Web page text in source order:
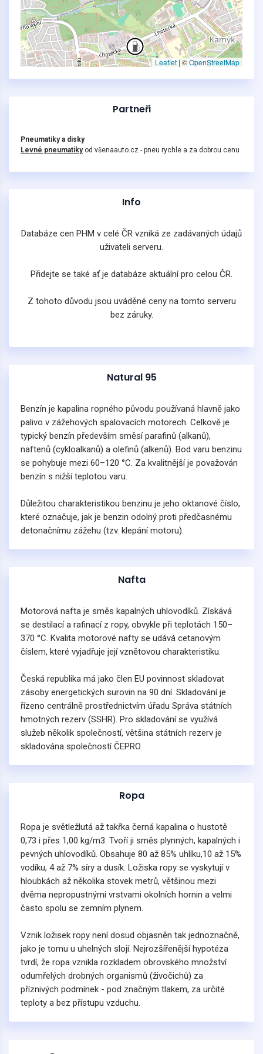
Leaflet | ©OpenStreetMap
Partneři
Pneumatiky a disky
Levné pneumatikyod všenaauto.cz - pneu rychle a za dobrou cenu
Info
Databáze cen PHM v celé ČR vzniká ze zadávaných údajů
uživateli serveru.
Přidejte se také ať je databáze aktuální pro celou ČR.
Z tohoto důvodu jsou uváděné ceny na tomto serveru
bez záruky.
Natural 95
Benzín je kapalina ropného původu používaná hlavně jako
palivo v zážehových spalovacích motorech. Celkově je
typický benzín především směsí parafinů (alkanů),
naftenů (cykloalkanů) a olefinů (alkenů). Bod varu benzinu
se pohybuje mezi 60–120 °C. Za kvalitnější je považován
benzín s nižší teplotou varu.
Důležitou charakteristikou benzinu je jeho oktanové číslo,
které označuje, jak je benzin odolný proti předčasnému
detonačnímu zážehu (tzv. klepání motoru).
Nafta
Motorová nafta je směs kapalných uhlovodíků. Získává
se destilací a rafinací z ropy, obvykle při teplotách 150–
370 °C. Kvalita motorové nafty se udává cetanovým
číslem, které vyjadřuje její vznětovou charakteristiku.
Česká republika má jako člen EU povinnost skladovat
zásoby energetických surovin na 90 dní. Skladování je
řízeno centrálně prostřednictvím úřadu Správa státních
hmotných rezerv (SSHR). Pro skladování se využívá
služeb několik společností, většina státních rezerv je
skladována společností ČEPRO.
Ropa
Ropa je světležlutá až takřka černá kapalina o hustotě
0,73 i přes 1,00 kg/m3. Tvoří ji směs plynných, kapalných i
pevných uhlovodíků. Obsahuje 80 až 85% uhlíku,10 až 15%
vodíku, 4 až 7% síry a dusík. Ložiska ropy se vyskytují v
hloubkách až několika stovek metrů, většinou mezi
dvěma nepropustnými vrstvami okolních hornin a velmi
často spolu se zemním plynem.
Vznik ložisek ropy není dosud objasněn tak jednoznačně,
jako je tomu u uhelných slojí. Nejrozšířenější hypotéza
tvrdí, že ropa vznikla rozkladem obrovského množství
odumřelých drobných organismů (živočichů) za
příznivých podmínek - pod značným tlakem, za určité
teploty a bez přístupu vzduchu.